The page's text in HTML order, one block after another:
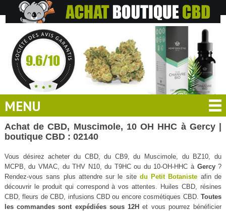
MENU
Achat de CBD, Muscimole, 10 OH HHC à Gercy |
boutique CBD : 02140
Vous désirez acheter du CBD, du CB9, du Muscimole, du BZ10, du
MCPB, du VMAC, du THV N10, du T9HC ou du 10-OH-HHC à Gercy?
Rendez-vous sans plus attendre sur le site du Petit Botaniste afin de
découvrir le produit qui correspond à vos attentes. Huiles CBD, résines
CBD, fleurs de CBD, infusions CBD ou encore cosmétiques CBD.Toutes
les commandes sont expédiées sous 12H et vous pourrez bénéficier